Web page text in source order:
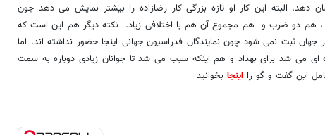
دهد. البته این کار او تازه بزرگی کار رضازاده را بیشتر نمایش می دهد چون
هم دو ضرب و هم مجموع آن هم با اختلافی زیاد. نکته دیگر هم این است که
جهان ثبت نمی شود چون نمایندگان فدراسیون جهانی اینجا حضور نداشته اند. اما
می شد برای بهداد و هم اینکه سبب می شد تا جوانان زیادی دوباره به سمت
این گفت و گو را اینجا بخوانید